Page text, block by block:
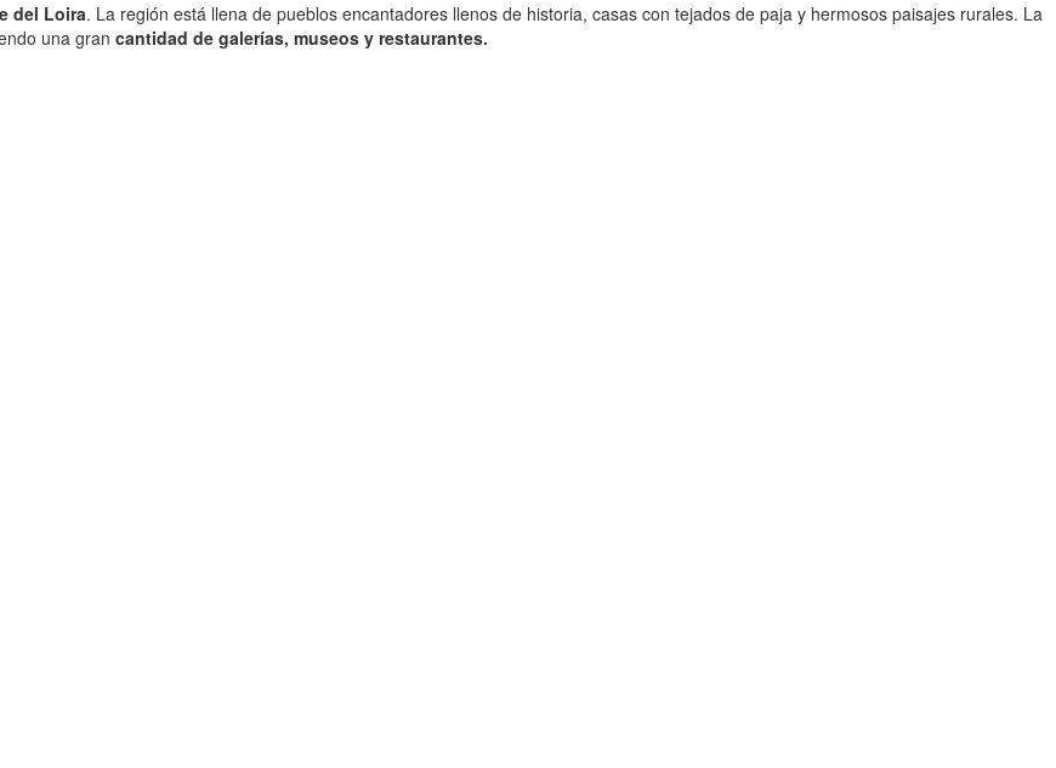
del Loira. La región está llena de pueblos encantadores llenos de historia, casas con tejados de paja y hermosos paisajes rurales. La
una gran cantidad de galerías, museos y restaurantes.